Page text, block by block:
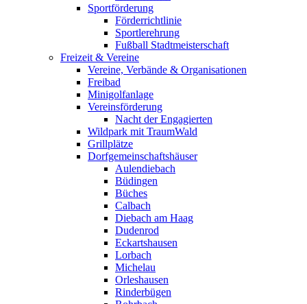
Sportförderung
Förderrichtlinie
Sportlerehrung
Fußball Stadtmeisterschaft
Freizeit & Vereine
Vereine, Verbände & Organisationen
Freibad
Minigolfanlage
Vereinsförderung
Nacht der Engagierten
Wildpark mit TraumWald
Grillplätze
Dorfgemeinschaftshäuser
Aulendiebach
Büdingen
Büches
Calbach
Diebach am Haag
Dudenrod
Eckartshausen
Lorbach
Michelau
Orleshausen
Rinderbügen